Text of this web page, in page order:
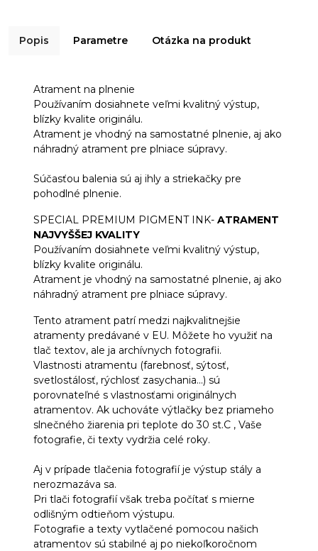
Popis Parametre Otázka na produkt
Atrament na plnenie
Používaním dosiahnete veľmi kvalitný výstup,
blízky kvalite originálu.
Atrament je vhodný na samostatné plnenie, aj ako
náhradný atrament pre plniace súpravy.
Súčasťou balenia sú aj ihly a striekačky pre
pohodlné plnenie.
SPECIAL PREMIUM PIGMENT INK- ATRAMENT
NAJVYŠŠEJ KVALITY
Používaním dosiahnete veľmi kvalitný výstup,
blízky kvalite originálu.
Atrament je vhodný na samostatné plnenie, aj ako
náhradný atrament pre plniace súpravy.
Tento atrament patrí medzi najkvalitnejšie
atramenty predávané v EU. Môžete ho využiť na
tlač textov, ale ja archívnych fotografii.
Vlastnosti atramentu (farebnosť, sýtosť,
svetlostálosť, rýchlosť zasychania...) sú
porovnateľné s vlastnosťami originálnych
atramentov. Ak uchováte výtlačky bez priameho
slnečného žiarenia pri teplote do 30 st.C , Vaše
fotografie, či texty vydržia celé roky.
Aj v prípade tlačenia fotografií je výstup stály a
nerozmazáva sa.
Pri tlači fotografií však treba počítať s mierne
odlišným odtieňom výstupu.
Fotografie a texty vytlačené pomocou našich
atramentov sú stabilné aj po niekoľkoročnom